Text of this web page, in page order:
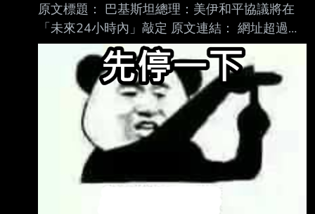
原文標題： 巴基斯坦總理：美伊和平協議將在
「未來24小時內」敲定 原文連結： 網址超過一
行，請用縮網址，連結不能點擊者板規 1-2-2
處分。 https://www.setn.com/news/1854888
發布時間： 請勿張貼超過3天新聞 2026/06/13
20:52 記者署名： 國際中心／倪譽瑋報導 原文
內容： 美國與伊朗開戰後，巴基斯坦擔任斡旋
雙方談和的角色。今（13）日巴基斯坦總理夏立
夫 （Shehbaz Sharif）表示，美伊的協議將在
「未來24小時內最終敲定」，感謝美伊雙方在